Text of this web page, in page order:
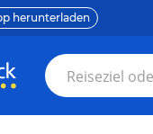
herunterladen